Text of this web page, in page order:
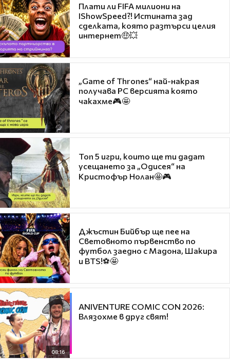
Плати ли FIFA милиони на
IShowSpeed?! Истината зад
сделката, която разтърси целия
интернет🤑💥
„Game of Thrones“ най-накрая
получава PC версията която
чакахме🎮🤩
Топ 5 игри, които ще ти дадат
усещането за „Одисея“ на
Кристофър Нолан🤩🎮
Джъстин Бийбър ще пее на
Световното първенство по
футбол заедно с Мадона, Шакира
и BTS!⚽🤩
08:16
ANIVENTURE COMIC CON 2026:
Влязохме в друг свят!